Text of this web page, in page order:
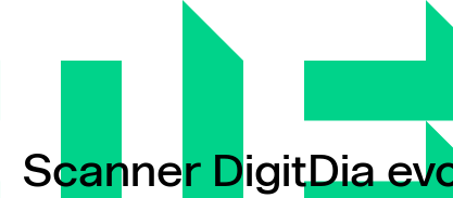
Scanner DigitDia